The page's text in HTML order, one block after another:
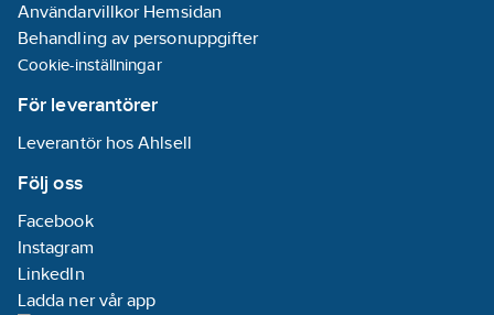
Användarvillkor Hemsidan
Behandling av personuppgifter
Cookie-inställningar
För leverantörer
Leverantör hos Ahlsell
Följ oss
Facebook
Instagram
LinkedIn
Ladda ner vår app